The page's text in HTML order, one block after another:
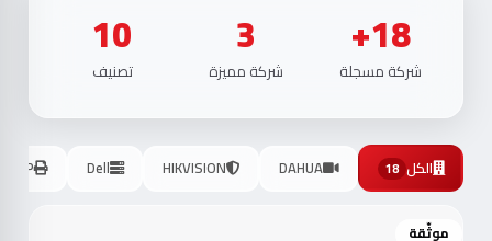
18+
شركة مسجلة
3
شركة مميزة
10
تصنيف
الكل 18
DAHUA
HIKVISION
Dell
HP
موثّقة